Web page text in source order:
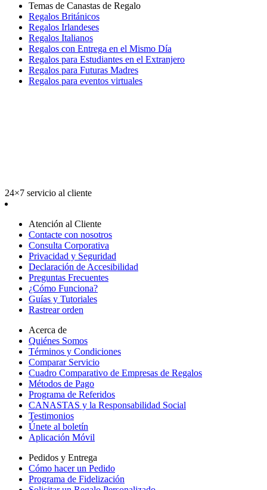
Temas de Canastas de Regalo
Regalos Británicos
Regalos Irlandeses
Regalos Italianos
Regalos con Entrega en el Mismo Día
Regalos para Estudiantes en el Extranjero
Regalos para Futuras Madres
Regalos para eventos virtuales
24×7 servicio al cliente
Atención al Cliente
Contacte con nosotros
Consulta Corporativa
Privacidad y Seguridad
Declaración de Accesibilidad
Preguntas Frecuentes
¿Cómo Funciona?
Guías y Tutoriales
Rastrear orden
Acerca de
Quiénes Somos
Términos y Condiciones
Comparar Servicio
Cuadro Comparativo de Empresas de Regalos
Métodos de Pago
Programa de Referidos
CANASTAS y la Responsabilidad Social
Testimonios
Únete al boletín
Aplicación Móvil
Pedidos y Entrega
Cómo hacer un Pedido
Programa de Fidelización